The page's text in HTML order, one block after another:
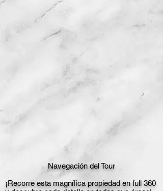
Navegación del Tour
¡Recorre esta magnífica propiedad en full 360